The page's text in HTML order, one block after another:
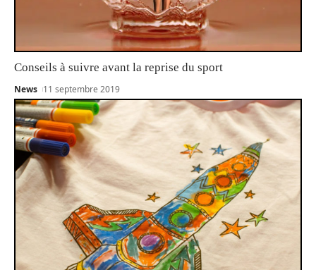
Conseils à suivre avant la reprise du sport
News 11 septembre 2019